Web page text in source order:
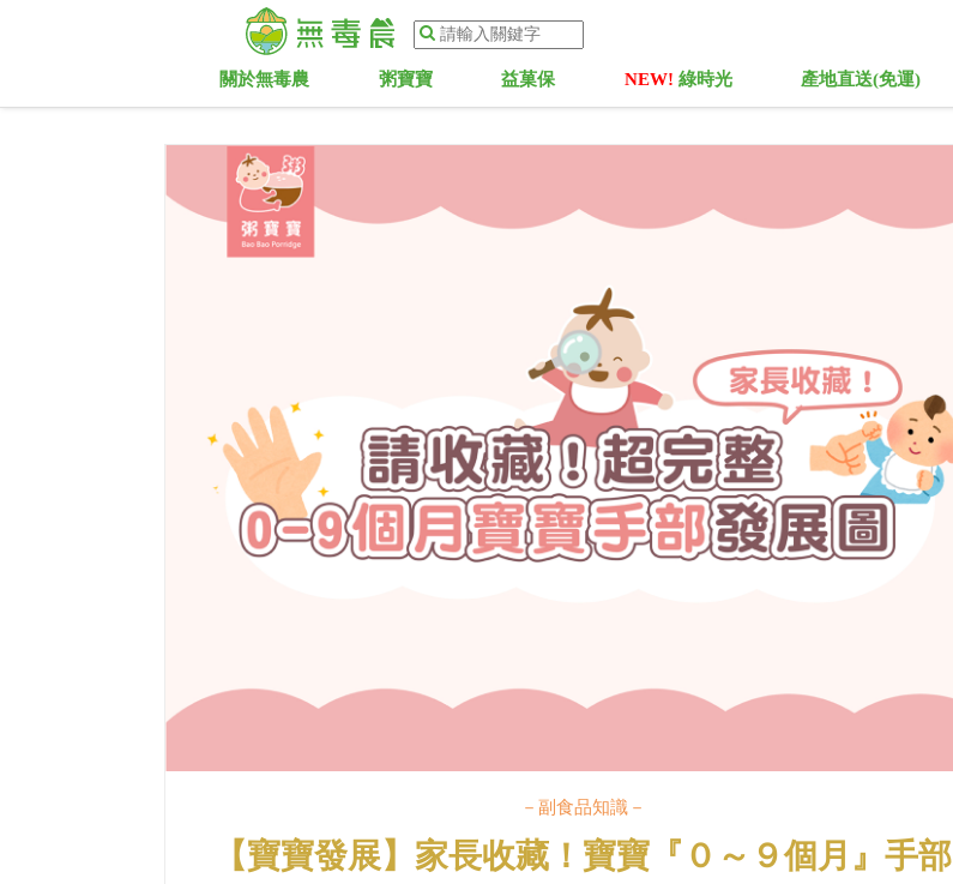
關於無毒農 粥寶寶 益菓保 NEW! 綠時光 產地直送(免運)
－副食品知識－
【寶寶發展】家長收藏！寶寶『０～９個月』手部